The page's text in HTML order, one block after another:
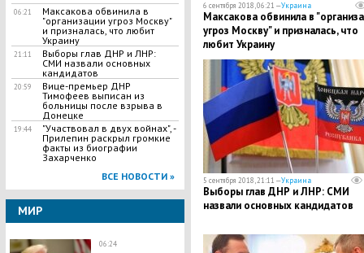
06:21
Максакова обвинила в
"организации угроз Москву"
и призналась, что любит
Украину
21:11
Выборы глав ДНР и ЛНР:
СМИ назвали основных
кандидатов
20:59
Вице-премьер ДНР
Тимофеев выписан из
больницы после взрыва в
Донецке
19:44
"Участвовал в двух войнах", -
Прилепин раскрыл громкие
факты из биографии
Захарченко
ВСЕ НОВОСТИ »
МИР
06:24
6 сентября 2018, 06:21 —Украина
Максакова обвинила в
угроз Москву" и призналась, что
любит Украину
5 сентября 2018, 21:11 —Украина
Выборы глав ДНР и ЛНР: СМИ
назвали основных кандидатов